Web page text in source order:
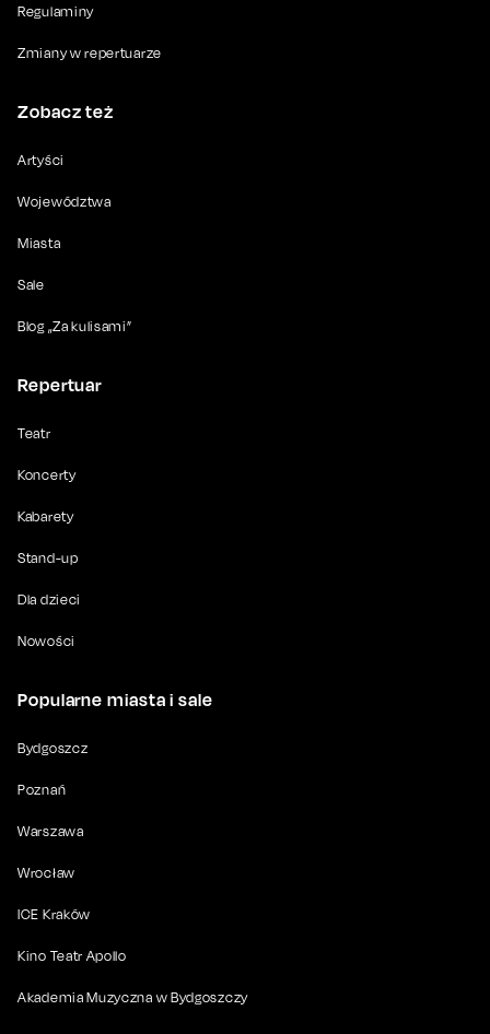
Regulaminy
Zmiany w repertuarze
Zobacz też
Artyści
Województwa
Miasta
Sale
Blog „Za kulisami”
Repertuar
Teatr
Koncerty
Kabarety
Stand-up
Dla dzieci
Nowości
Popularne miasta i sale
Bydgoszcz
Poznań
Warszawa
Wrocław
ICE Kraków
Kino Teatr Apollo
Akademia Muzyczna w Bydgoszczy